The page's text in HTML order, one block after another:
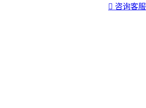
咨询客服